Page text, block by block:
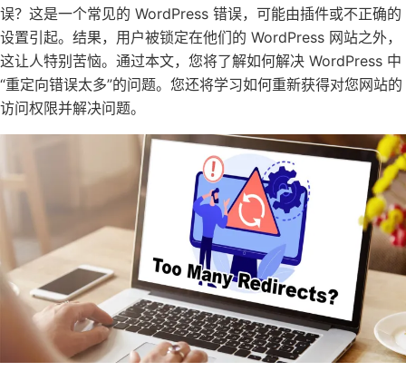
误？这是一个常见的 WordPress 错误，可能由插件或不正确的
设置引起。结果，用户被锁定在他们的 WordPress 网站之外，
这让人特别苦恼。通过本文，您将了解如何解决 WordPress 中
“重定向错误太多”的问题。您还将学习如何重新获得对您网站的
访问权限并解决问题。